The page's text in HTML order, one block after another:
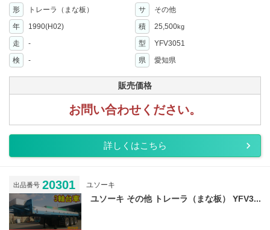
形 トレーラ（まな板） サ
その他
年
1990(H02) 積 25,500kg
走 - 型
YFV3051
検
- 県 愛知県
販売価格
お問い合わせください。
詳しくはこちら
出品番号 20301 ユソーキ
ユソーキ その他 トレーラ（まな板） YFV3...